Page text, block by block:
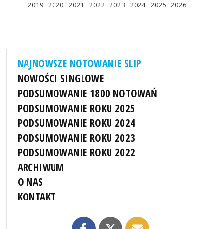
2019 2020 2021 2022 2023 2024 2025 2026
NAJNOWSZE NOTOWANIE SLIP
NOWOŚCI SINGLOWE
PODSUMOWANIE 1800 NOTOWAŃ
PODSUMOWANIE ROKU 2025
PODSUMOWANIE ROKU 2024
PODSUMOWANIE ROKU 2023
PODSUMOWANIE ROKU 2022
ARCHIWUM
O NAS
KONTAKT